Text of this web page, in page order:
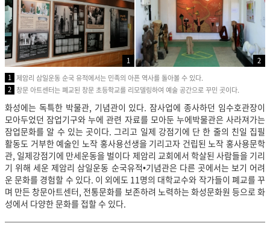
1
2
1 제암리 삼일운동 순국 유적에서는 민족의 아픈 역사를 돌아볼 수 있다.
2 창문 아트센터는 폐교된 창문 초등학교를 리모델링하여 예술 공간으로 꾸민 곳이다.
화성에는 독특한 박물관, 기념관이 있다. 잠사업에 종사하던 임수호관장이
모아두었던 잠업기구와 누에 관련 자료를 모아둔 누에박물관은 사라져가는
잠업문화를 알 수 있는 곳이다. 그리고 일제 강점기에 단 한 줄의 친일 집필
활동도 거부한 예술인 노작 홍사용선생을 기리고자 건립된 노작 홍사용문학
관, 일제강점기에 만세운동을 벌이다 제암리 교회에서 학살된 사람들을 기리
기 위해 세운제암리 삼일운동 순국유적•기념관은 다른 곳에서는 보기 어려
운 문화를 경험할 수 있다. 이 외에도 11명의 대학교수와 작가들이 폐교를 꾸
며 만든 창문아트센터, 전통문화를 보존하려 노력하는 화성문화원 등으로 화
성에서 다양한 문화를 접할 수 있다.